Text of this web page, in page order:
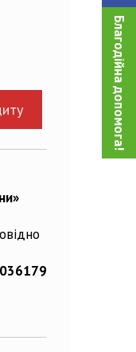
Благодійна допомога!